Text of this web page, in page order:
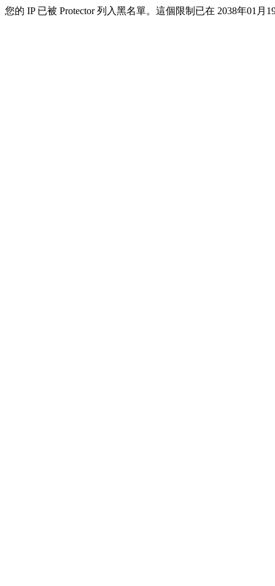
您的 IP 已被 Protector 列入黑名單。這個限制已在 2038年01月